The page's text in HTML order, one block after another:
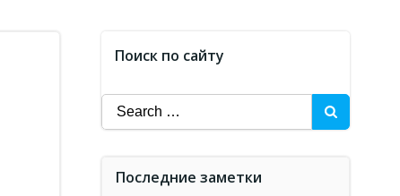
Поиск по сайту
Search
for:
Последние заметки